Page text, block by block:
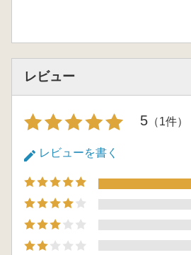
レビュー
5 （1件）
レビューを書く